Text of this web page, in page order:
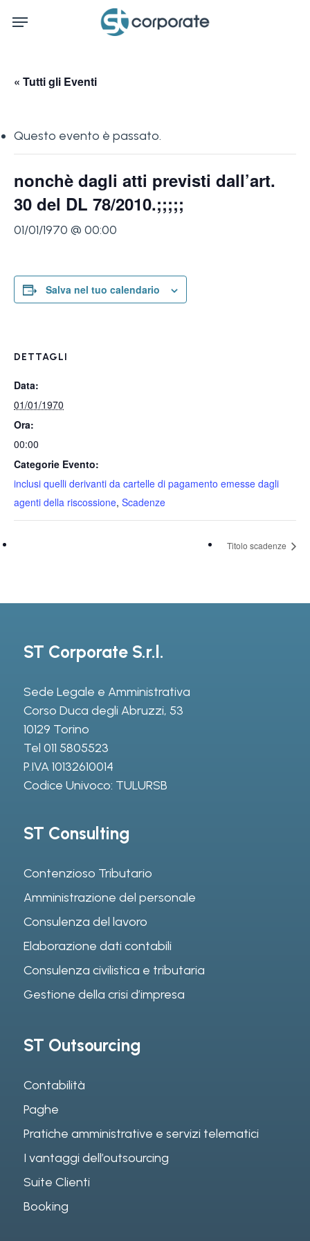
Menu
« Tutti gli Eventi
Questo evento è passato.
nonchè dagli atti previsti dall’art.
30 del DL 78/2010.;;;;;
01/01/1970 @ 00:00
Salva nel tuo calendario
DETTAGLI
Data:
01/01/1970
Ora:
00:00
Categorie Evento:
inclusi quelli derivanti da cartelle di pagamento emesse dagli
agenti della riscossione, Scadenze
Titolo scadenze
ST Corporate S.r.l.
Sede Legale e Amministrativa
Corso Duca degli Abruzzi, 53
10129 Torino
Tel 011 5805523
P.IVA 10132610014
Codice Univoco: TULURSB
ST Consulting
Contenzioso Tributario
Amministrazione del personale
Consulenza del lavoro
Elaborazione dati contabili
Consulenza civilistica e tributaria
Gestione della crisi d’impresa
ST Outsourcing
Contabilità
Paghe
Pratiche amministrative e servizi telematici
I vantaggi dell’outsourcing
Suite Clienti
Booking